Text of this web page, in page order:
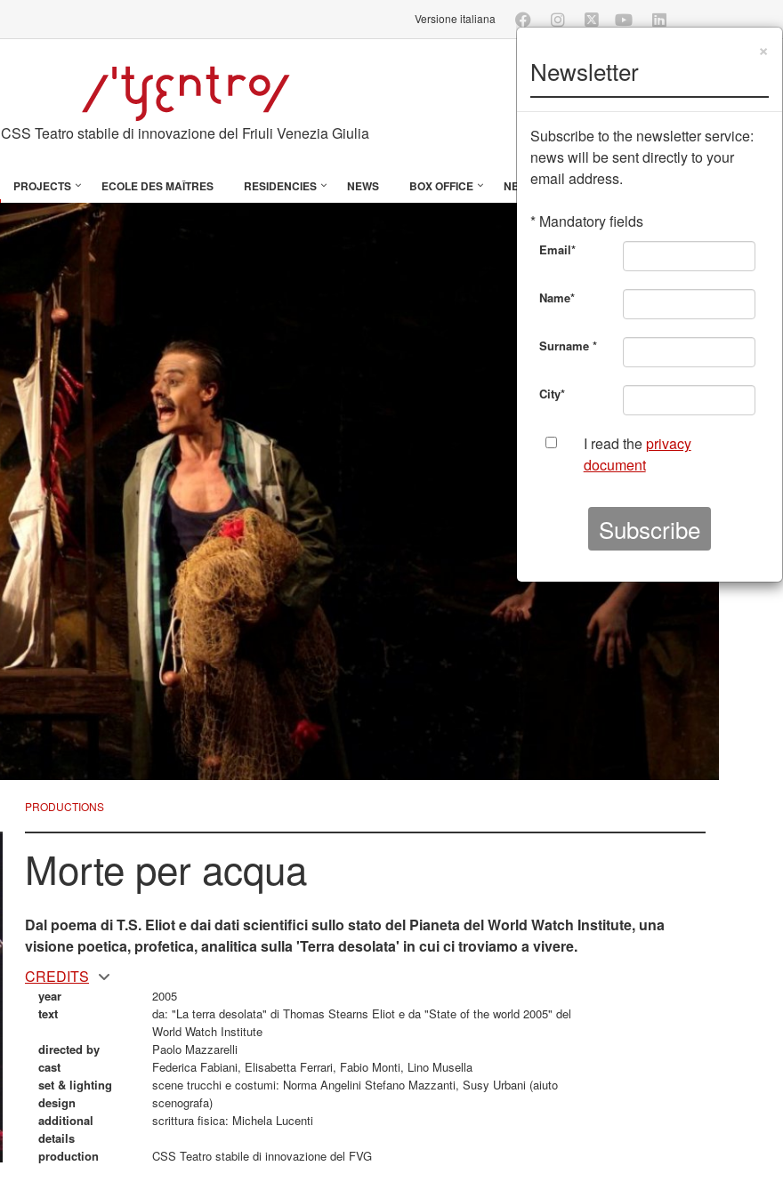
Versione italiana
CSS Teatro stabile di innovazione del Friuli Venezia Giulia
PROJECTS ECOLE DES MAÎTRES RESIDENCIES NEWS BOX OFFICE NEWSLETTER WORK WITH US
PRODUCTIONS
Morte per acqua
Dal poema di T.S. Eliot e dai dati scientifici sullo stato del Pianeta del World Watch Institute, una
visione poetica, profetica, analitica sulla 'Terra desolata' in cui ci troviamo a vivere.
CREDITS
year
2005
text
da: "La terra desolata" di Thomas Stearns Eliot e da "State of the world 2005" del
World Watch Institute
directed by
Paolo Mazzarelli
cast
Federica Fabiani, Elisabetta Ferrari, Fabio Monti, Lino Musella
set & lighting
design
scene trucchi e costumi: Norma Angelini Stefano Mazzanti, Susy Urbani (aiuto
scenografa)
additional
details
scrittura fisica: Michela Lucenti
production CSS Teatro stabile di innovazione del FVG
×
Newsletter
Subscribe to the newsletter service:
news will be sent directly to your
email address.
* Mandatory fields
Email*
Name*
Surname *
City*
I read theprivacy
document